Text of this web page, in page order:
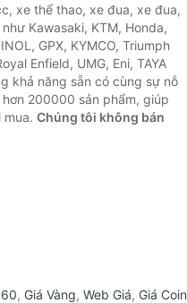
xe thể thao, xe đua, xe đua,
Kawasaki, KTM, Honda,
GPX, KYMCO, Triumph
Enfield, UMG, Eni, TAYA
khả năng sẵn có cùng sự nỗ
200000 sản phẩm, giúp
mua. Chúng tôi không bán
, Giá Vàng, Web Giá, Giá Coin